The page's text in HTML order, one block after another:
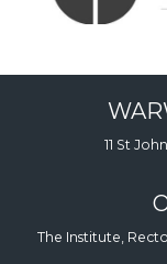
11 St
The Institute,